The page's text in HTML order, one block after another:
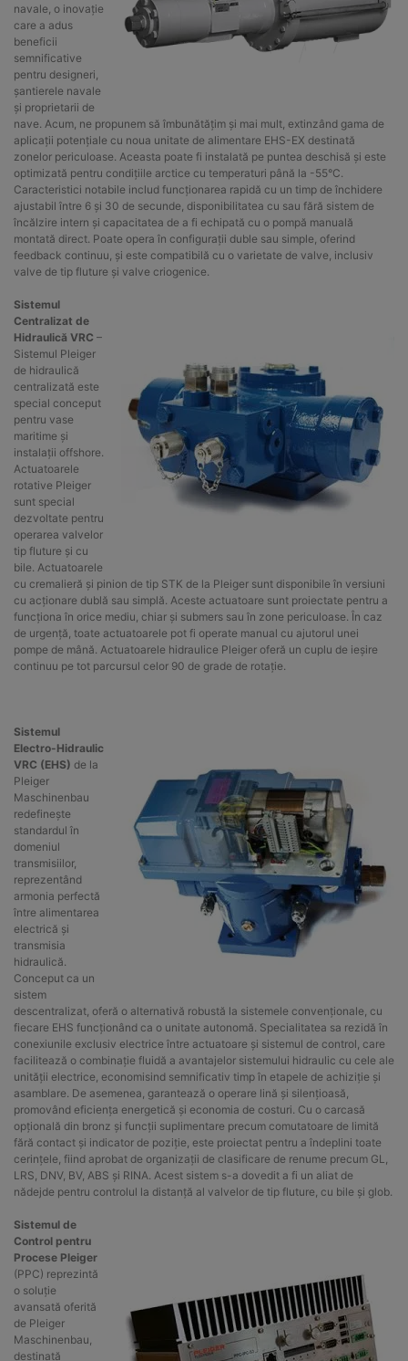
navale, o inovație
care a adus
beneficii
semnificative
pentru designeri,
șantierele navale
și proprietarii de
nave. Acum, ne propunem să îmbunătățim și mai mult, extinzând gama de
aplicații potențiale cu noua unitate de alimentare EHS-EX destinată
zonelor periculoase. Aceasta poate fi instalată pe puntea deschisă și este
optimizată pentru condițiile arctice cu temperaturi până la -55°C.
Caracteristici notabile includ funcționarea rapidă cu un timp de închidere
ajustabil între 6 și 30 de secunde, disponibilitatea cu sau fără sistem de
încălzire intern și capacitatea de a fi echipată cu o pompă manuală
montată direct. Poate opera în configurații duble sau simple, oferind
feedback continuu, și este compatibilă cu o varietate de valve, inclusiv
valve de tip fluture și valve criogenice.
Sistemul
Centralizat de
Hidraulică VRC –
Sistemul Pleiger
de hidraulică
centralizată este
special conceput
pentru vase
maritime și
instalații offshore.
Actuatoarele
rotative Pleiger
sunt special
dezvoltate pentru
operarea valvelor
tip fluture și cu
bile. Actuatoarele
cu cremalieră și pinion de tip STK de la Pleiger sunt disponibile în versiuni
cu acționare dublă sau simplă. Aceste actuatoare sunt proiectate pentru a
funcționa în orice mediu, chiar și submers sau în zone periculoase. În caz
de urgență, toate actuatoarele pot fi operate manual cu ajutorul unei
pompe de mână. Actuatoarele hidraulice Pleiger oferă un cuplu de ieșire
continuu pe tot parcursul celor 90 de grade de rotație.
Sistemul
Electro-Hidraulic
VRC (EHS) de la
Pleiger
Maschinenbau
redefinește
standardul în
domeniul
transmisiilor,
reprezentând
armonia perfectă
între alimentarea
electrică și
transmisia
hidraulică.
Conceput ca un
sistem
descentralizat, oferă o alternativă robustă la sistemele convenționale, cu
fiecare EHS funcționând ca o unitate autonomă. Specialitatea sa rezidă în
conexiunile exclusiv electrice între actuatoare și sistemul de control, care
facilitează o combinație fluidă a avantajelor sistemului hidraulic cu cele ale
unității electrice, economisind semnificativ timp în etapele de achiziție și
asamblare. De asemenea, garantează o operare lină și silențioasă,
promovând eficiența energetică și economia de costuri. Cu o carcasă
opțională din bronz și funcții suplimentare precum comutatoare de limită
fără contact și indicator de poziție, este proiectat pentru a îndeplini toate
cerințele, fiind aprobat de organizații de clasificare de renume precum GL,
LRS, DNV, BV, ABS și RINA. Acest sistem s-a dovedit a fi un aliat de
nădejde pentru controlul la distanță al valvelor de tip fluture, cu bile și glob.
Sistemul de
Control pentru
Procese Pleiger
(PPC) reprezintă
o soluție
avansată oferită
de Pleiger
Maschinenbau,
destinată